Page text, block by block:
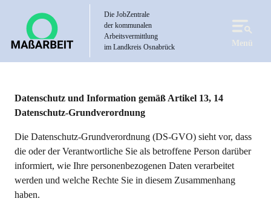
Die JobZentrale
der kommunalen
Arbeitsvermittlung
im Landkreis Osnabrück
Menü
Datenschutz und Information gemäß Artikel 13, 14
Datenschutz-Grundverordnung
Die Datenschutz-Grundverordnung (DS-GVO) sieht vor, dass
die oder der Verantwortliche Sie als betroffene Person darüber
informiert, wie Ihre personenbezogenen Daten verarbeitet
werden und welche Rechte Sie in diesem Zusammenhang
haben.